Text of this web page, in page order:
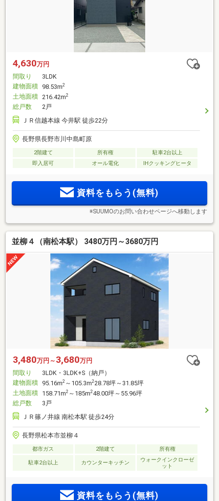
4,630万円
間取り
3LDK
建物面積 98.53m2
土地面積 216.42m2
総戸数
2戸
ＪＲ信越本線 今井駅 徒歩22分
長野県長野市川中島町原
2階建て 所有権
駐車2台以上
即入居可
オール電化 IHクッキングヒータ
資料をもらう(無料)
※SUUMOのお問い合わせページへ移動します
並柳４（南松本駅） 3480万円～3680万円
3,480万円～ 3,680万円
間取り
3LDK・3LDK+S（納戸）
建物面積 95.16m2 ～105.3m228.78坪～31.85坪
土地面積 158.71m2 ～185m248.00坪～55.96坪
総戸数
3戸
ＪＲ篠ノ井線 南松本駅 徒歩24分
長野県松本市並柳４
都市ガス 2階建て 所有権
駐車2台以上 カウンターキッチン
ウォークインクローゼ
ット
資料をもらう(無料)